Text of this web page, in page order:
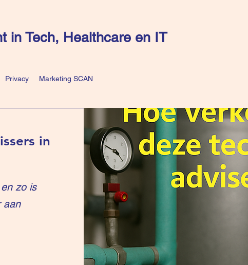
in Tech, Healthcare en IT
Privacy Marketing SCAN
in
zo is
aan